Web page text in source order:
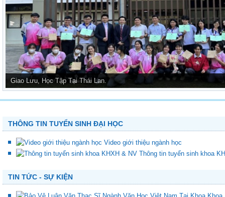
BÁO CÁO KHOA HỌC VỀ BÁO CHÍ, TRUYỀN THÔNG CỦA GS.
INDIANA, HOA KỲ)
THÔNG TIN TUYỂN SINH ĐẠI HỌC
Video giới thiệu ngành học
Thông tin tuyển sinh khoa
TIN TỨC - SỰ KIỆN